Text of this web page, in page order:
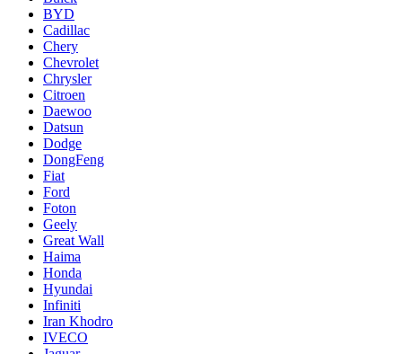
BYD
Cadillac
Chery
Chevrolet
Chrysler
Citroen
Daewoo
Datsun
Dodge
DongFeng
Fiat
Ford
Foton
Geely
Great Wall
Haima
Honda
Hyundai
Infiniti
Iran Khodro
IVECO